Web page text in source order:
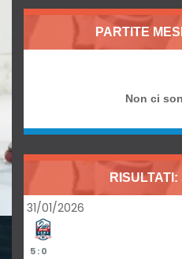
PARTITE
Non ci
31/01/2026
5 : 0